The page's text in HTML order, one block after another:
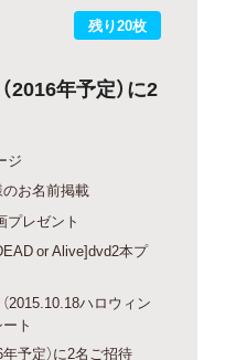
残り20枚
2016年予定）に2
ジ
お名前掲載
プレゼント
or Alive]dvd2本プ
2015.10.18ハロウィン
ト
年予定）に2名ご招待